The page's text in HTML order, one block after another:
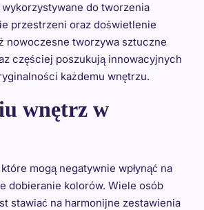
do tworzenia
przestrzeni oraz doświetlenie
nowoczesne tworzywa sztuczne
częściej poszukują innowacyjnych
każdemu wnętrzu.
wnętrz w
mogą negatywnie wpłynąć na
dobieranie kolorów. Wiele osób
stawiać na harmonijne zestawienia